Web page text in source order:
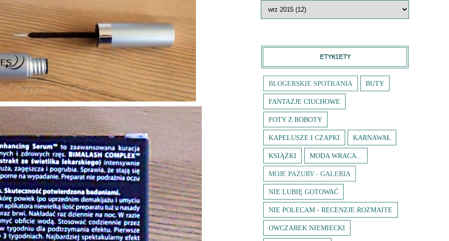
ETYKIETY
BLOGERSKIE SPOTKANIA BUTY
FANTAZJE CIUCHOWE
FOTY Z ROBOTY
KAPELUSZE I CZAPKI KARNAWAŁ
KSIĄŻKI MODA WRACA...
MOJE PAZURY - GALERIA
NIE LUBIĘ GOTOWAĆ
NIE POLECAM - RECENZJE ROZMAITE
OWCZAREK NIEMIECKI